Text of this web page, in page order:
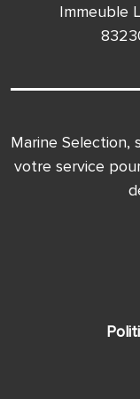
Immeuble
Marine Selection,
votre service